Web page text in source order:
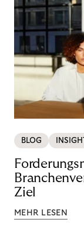
BLOG
Ziel
MEHR LESEN